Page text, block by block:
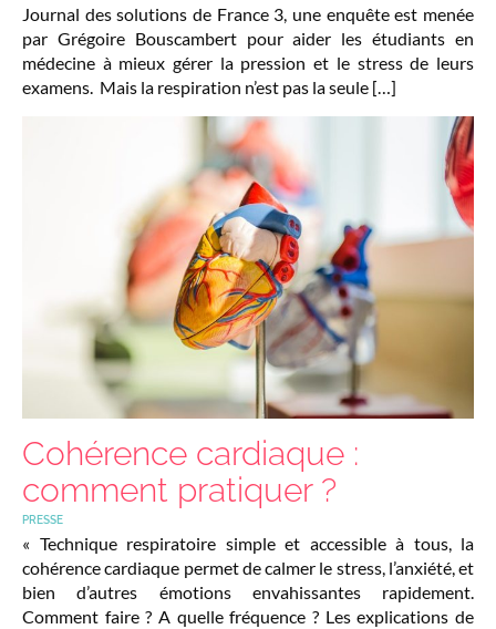
Journal des solutions de France 3, une enquête est menée
par Grégoire Bouscambert pour aider les étudiants en
médecine à mieux gérer la pression et le stress de leurs
examens. Mais la respiration n’est pas la seule […]
Cohérence cardiaque :
comment pratiquer ?
PRESSE
« Technique respiratoire simple et accessible à tous, la
cohérence cardiaque permet de calmer le stress, l’anxiété, et
bien d’autres émotions envahissantes rapidement.
Comment faire ? A quelle fréquence ? Les explications de